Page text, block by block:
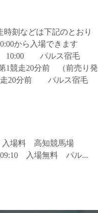
刻などは下記のとおり
から入場できます
10:00 パルス宿毛
競走20分前 （前売り発
20分前 パルス宿毛
入場料 高知競馬場
入場無料 パル...